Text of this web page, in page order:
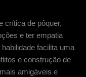
crítica de pôquer,
e ter empatia
facilita uma
e construção de
amigáveis e